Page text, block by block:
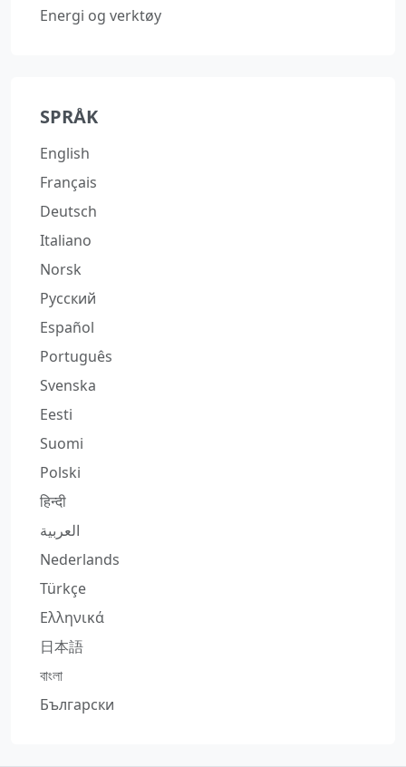
Energi og verktøy
SPRÅK
English
Français
Deutsch
Italiano
Norsk
Русский
Español
Português
Svenska
Eesti
Suomi
Polski
हिन्दी
العربية
Nederlands
Türkçe
Ελληνικά
日本語
বাংলা
Български